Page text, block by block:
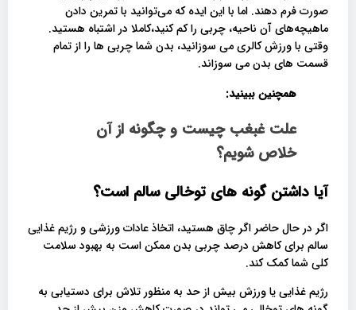
صورت فرم دهند. اما با این ایده که می‌توانید با تمرین دادن
ماهیچه‌های آن ناحیه، چربی را کم کنید،کاملا در اشتباه هستید.
وقتی با ورزش کالری می سوزانید، بدن شما چربی ها را از تمام
قسمت های بدن می سوزاند.
همچنین ببینید:
علت غبغب چیست و چگونه از آن
خلاص شویم؟
آیا داشتن گونه های توخالی سالم است؟
اگر در حال حاضر اگر چاق هستید، اتخاذ عادات ورزشی و رژیم غذایی
سالم برای کاهش درصد چربی بدن ممکن است به بهبود سلامت
کلی شما کمک کند.
رژیم غذایی یا ورزش بیش از حد به منظور تلاش برای دستیابی به